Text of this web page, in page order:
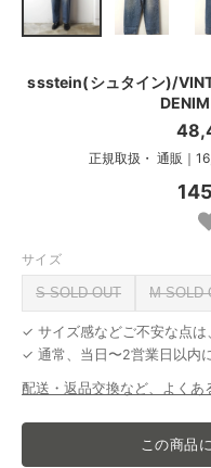
ssstein(シュタイン)/
正規取扱・ 通販｜
サイズ
S SOLD OUT M SOLD
✓ サイズ感などご不安な点は
✓ 通常、当日〜2営業日以内
配送・返品交換など、よくあ
この商品